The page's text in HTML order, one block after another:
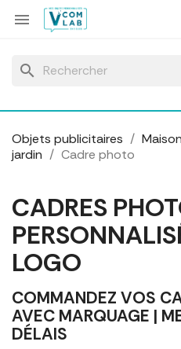

search
Objets publicitaires
jardin
Cadre photo
CADRES
LOGO
COMMANDEZ VOS
AVEC MARQUAGE |
DÉLAIS
Panneau de gestion des cookies